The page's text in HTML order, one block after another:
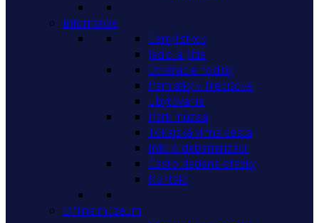
Informácie
Ceny lístkov
Jedlo a pitie
Otváracie hodiny
Pamiatky v Trebišove
Ubytovanie
Park múzea
Tokajská vínna cesta
Info o debarierizácii
Často kladené otázky
Kontakt
Online múzeum